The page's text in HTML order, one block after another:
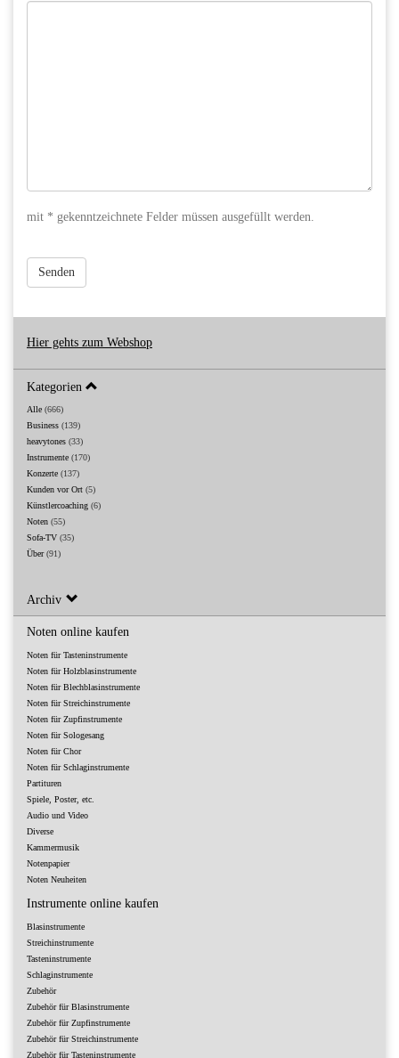
mit * gekenntzeichnete Felder müssen ausgefüllt werden.
Senden
Hier gehts zum Webshop
Kategorien
Alle (666)
Business (139)
heavytones (33)
Instrumente (170)
Konzerte (137)
Kunden vor Ort (5)
Künstlercoaching (6)
Noten (55)
Sofa-TV (35)
Über(91)
Archiv
Noten online kaufen
Noten für Tasteninstrumente
Noten für Holzblasinstrumente
Noten für Blechblasinstrumente
Noten für Streichinstrumente
Noten für Zupfinstrumente
Noten für Sologesang
Noten für Chor
Noten für Schlaginstrumente
Partituren
Spiele, Poster, etc.
Audio und Video
Diverse
Kammermusik
Notenpapier
Noten Neuheiten
Instrumente online kaufen
Blasinstrumente
Streichinstrumente
Tasteninstrumente
Schlaginstrumente
Zubehör
Zubehör für Blasinstrumente
Zubehör für Zupfinstrumente
Zubehör für Streichinstrumente
Zubehör für Tasteninstrumente